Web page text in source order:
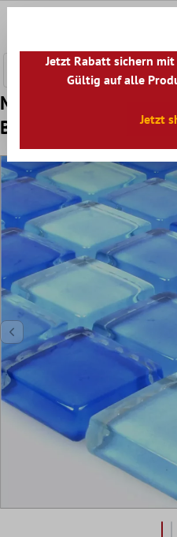
Muster von
Blau Mix
Jetzt Rabatt sichern mit
Gültig auf alle
Jetzt